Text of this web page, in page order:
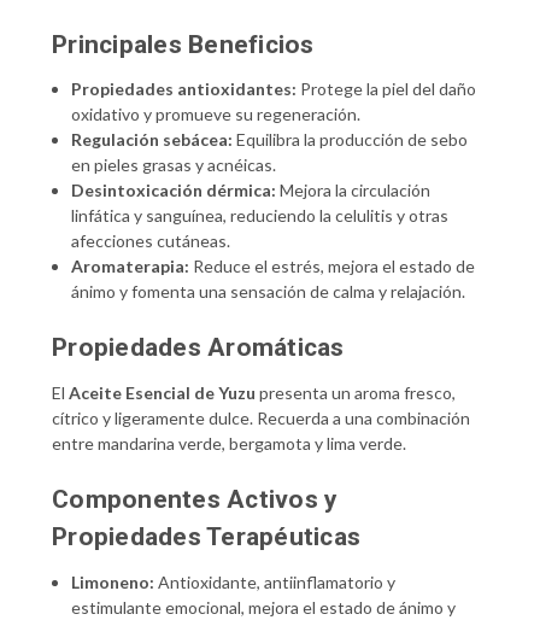
Principales Beneficios
Propiedades antioxidantes: Protege la piel del daño
oxidativo y promueve su regeneración.
Regulación sebácea: Equilibra la producción de sebo
en pieles grasas y acnéicas.
Desintoxicación dérmica: Mejora la circulación
linfática y sanguínea, reduciendo la celulitis y otras
afecciones cutáneas.
Aromaterapia: Reduce el estrés, mejora el estado de
ánimo y fomenta una sensación de calma y relajación.
Propiedades Aromáticas
El Aceite Esencial de Yuzu presenta un aroma fresco,
cítrico y ligeramente dulce. Recuerda a una combinación
entre mandarina verde, bergamota y lima verde.
Componentes Activos y
Propiedades Terapéuticas
Limoneno: Antioxidante, antiinflamatorio y
estimulante emocional, mejora el estado de ánimo y